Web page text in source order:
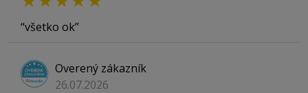
všetko ok
Overený zákazník
26.07.2026